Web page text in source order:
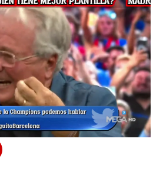
de 2022, 06:00
de 2022, 01:24